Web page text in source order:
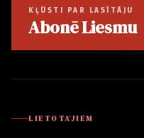
KĻŪSTI PAR LASĪTĀJU
Abonē Liesmu
LIETOTĀJIEM